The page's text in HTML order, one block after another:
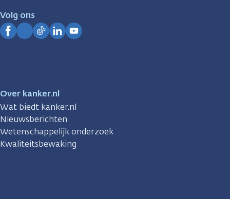
Volg ons
Over kanker.nl
Wat biedt kanker.nl
Nieuwsberichten
Wetenschappelijk onderzoek
Kwaliteitsbewaking